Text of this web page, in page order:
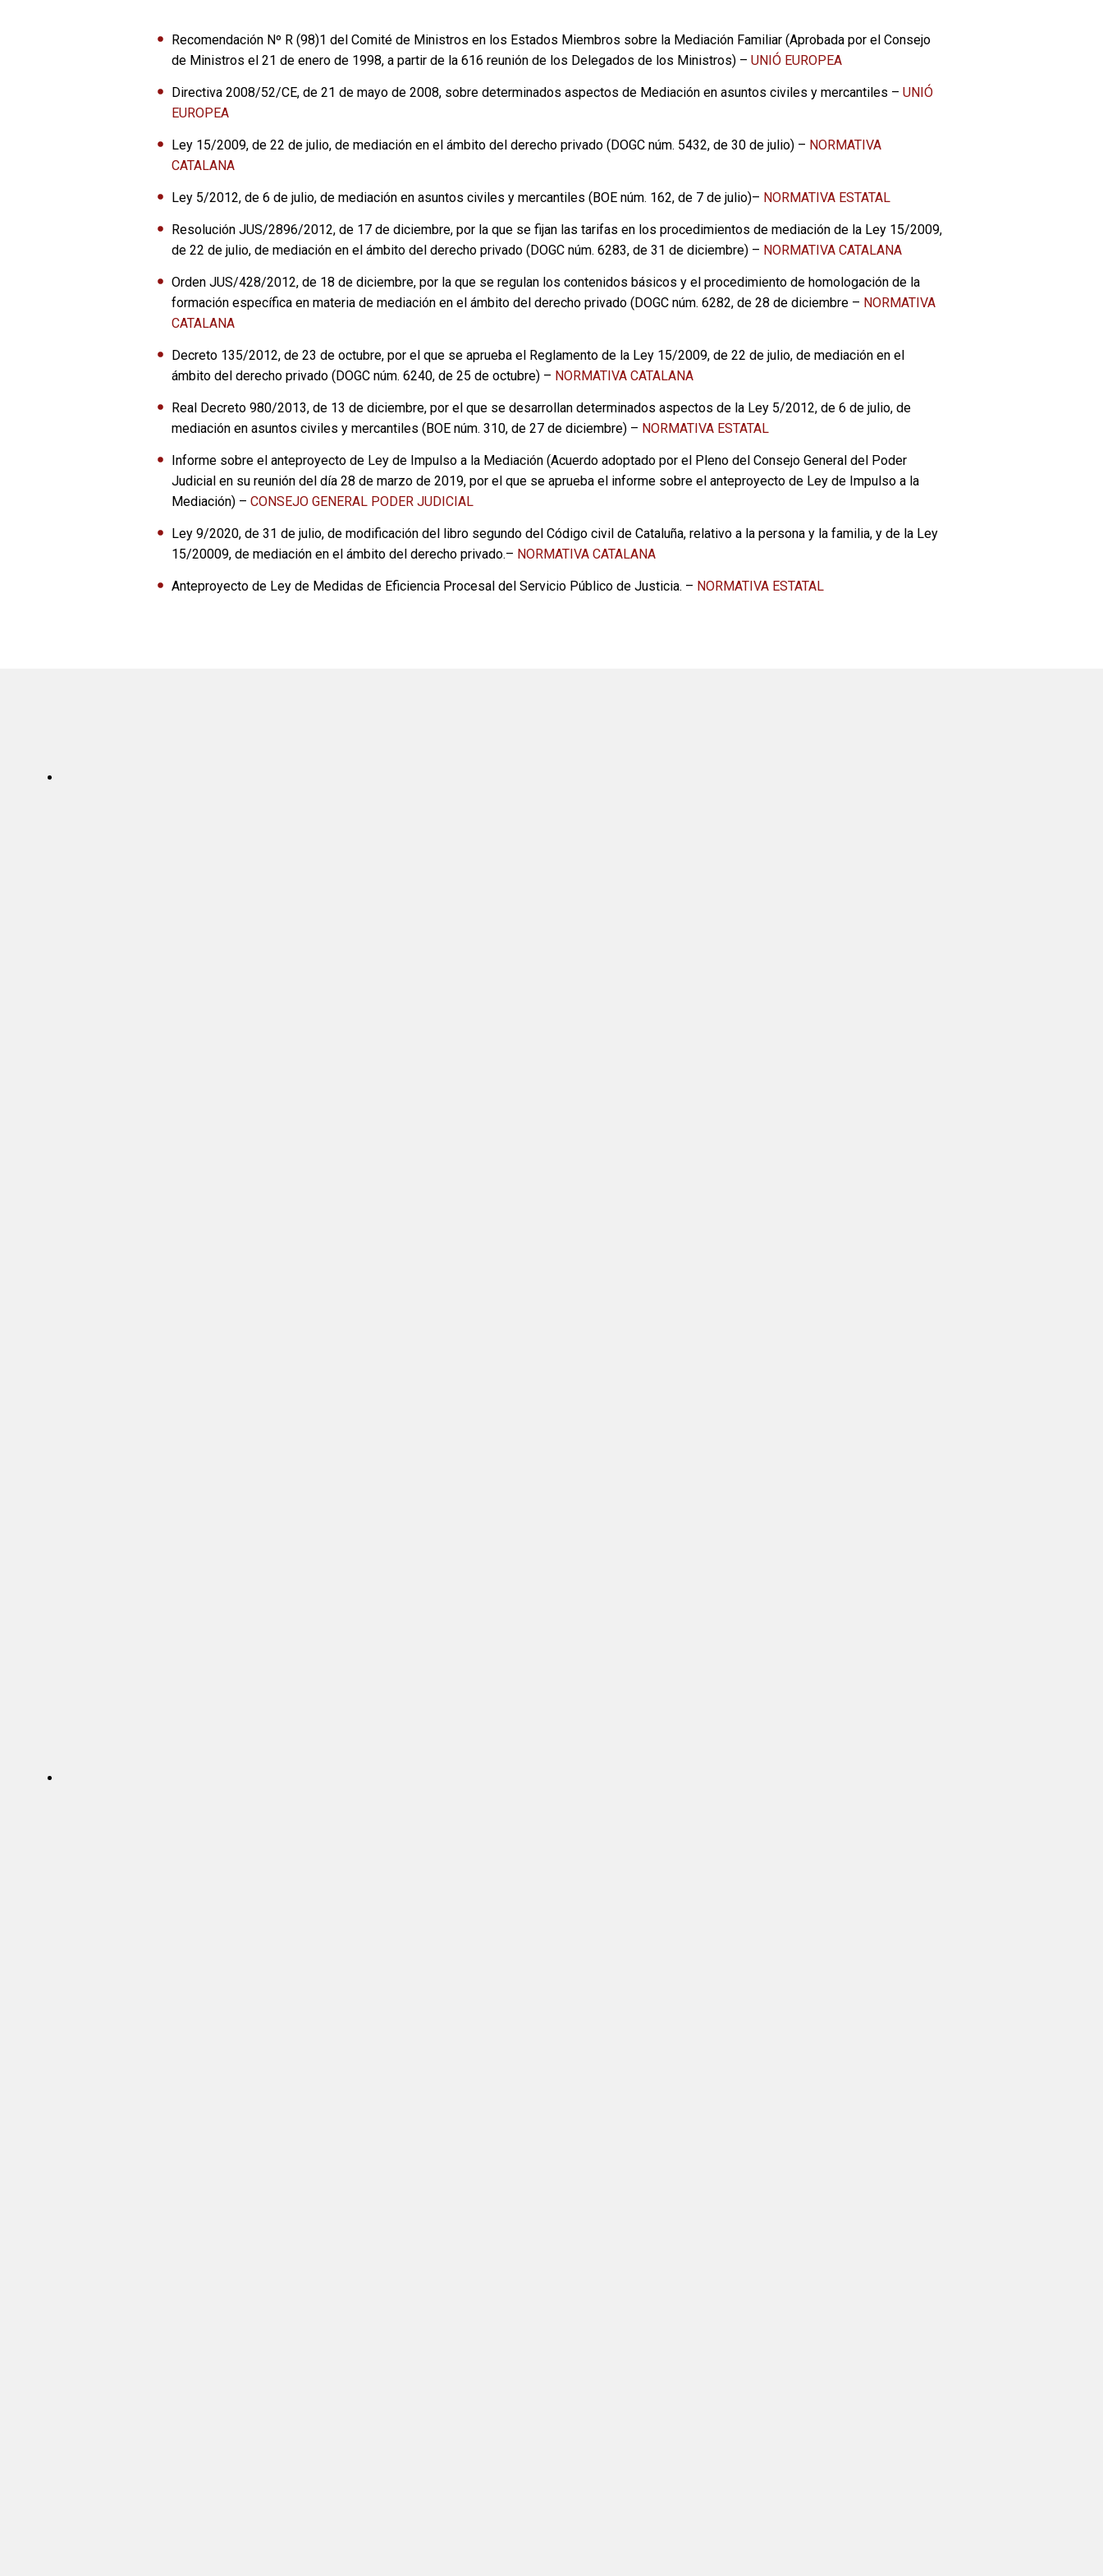
Recomendación Nº R (98)1 del Comité de Ministros en los Estados Miembros sobre la Mediación Familiar (Aprobada por el Consejo
de Ministros el 21 de enero de 1998, a partir de la 616 reunión de los Delegados de los Ministros) – UNIÓ EUROPEA
Directiva 2008/52/CE, de 21 de mayo de 2008, sobre determinados aspectos de Mediación en asuntos civiles y mercantiles – UNIÓ
EUROPEA
Ley 15/2009, de 22 de julio, de mediación en el ámbito del derecho privado (DOGC núm. 5432, de 30 de julio) – NORMATIVA
CATALANA
Ley 5/2012, de 6 de julio, de mediación en asuntos civiles y mercantiles (BOE núm. 162, de 7 de julio)– NORMATIVA ESTATAL
Resolución JUS/2896/2012, de 17 de diciembre, por la que se fijan las tarifas en los procedimientos de mediación de la Ley 15/2009,
de 22 de julio, de mediación en el ámbito del derecho privado (DOGC núm. 6283, de 31 de diciembre) – NORMATIVA CATALANA
Orden JUS/428/2012, de 18 de diciembre, por la que se regulan los contenidos básicos y el procedimiento de homologación de la
formación específica en materia de mediación en el ámbito del derecho privado (DOGC núm. 6282, de 28 de diciembre – NORMATIVA
CATALANA
Decreto 135/2012, de 23 de octubre, por el que se aprueba el Reglamento de la Ley 15/2009, de 22 de julio, de mediación en el
ámbito del derecho privado (DOGC núm. 6240, de 25 de octubre) – NORMATIVA CATALANA
Real Decreto 980/2013, de 13 de diciembre, por el que se desarrollan determinados aspectos de la Ley 5/2012, de 6 de julio, de
mediación en asuntos civiles y mercantiles (BOE núm. 310, de 27 de diciembre) – NORMATIVA ESTATAL
Informe sobre el anteproyecto de Ley de Impulso a la Mediación (Acuerdo adoptado por el Pleno del Consejo General del Poder
Judicial en su reunión del día 28 de marzo de 2019, por el que se aprueba el informe sobre el anteproyecto de Ley de Impulso a la
Mediación) – CONSEJO GENERAL PODER JUDICIAL
Ley 9/2020, de 31 de julio, de modificación del libro segundo del Código civil de Cataluña, relativo a la persona y la familia, y de la Ley
15/20009, de mediación en el ámbito del derecho privado.– NORMATIVA CATALANA
Anteproyecto de Ley de Medidas de Eficiencia Procesal del Servicio Público de Justicia. – NORMATIVA ESTATAL